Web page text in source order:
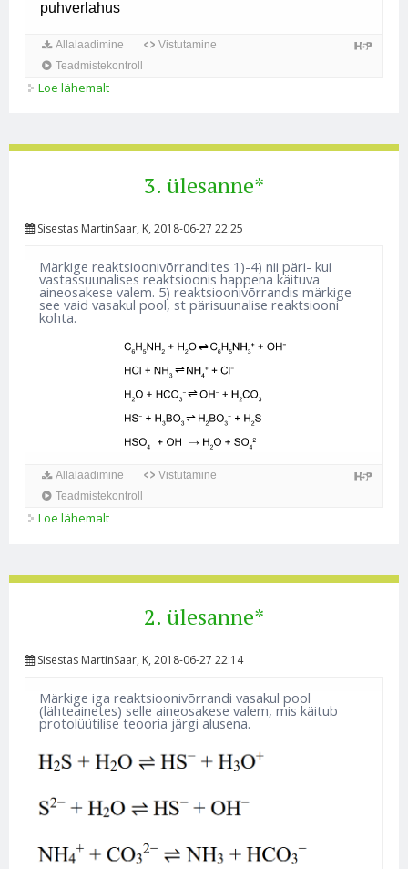
Loe lähemalt
3. ülesanne*
Sisestas MartinSaar, K, 2018-06-27 22:25
Märkige reaktsioonivõrrandites 1)-4) nii päri- kui
vastassuunalises reaktsioonis happena käituva
aineosakese valem. 5) reaktsioonivõrrandis märkige
see vaid vasakul pool, st pärisuunalise reaktsiooni
kohta.
Allalaadimine
Vistutamine
Teadmistekontroll
Loe lähemalt
2. ülesanne*
Sisestas MartinSaar, K, 2018-06-27 22:14
Märkige iga reaktsioonivõrrandi vasakul pool
(lähteainetes) selle aineosakese valem, mis käitub
protolüütilise teooria järgi alusena.